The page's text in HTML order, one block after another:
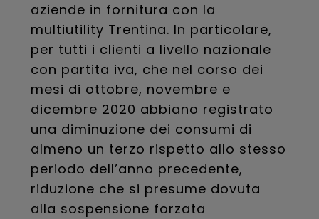
aziende in fornitura con la
multiutility Trentina. In particolare,
per tutti i clienti a livello nazionale
con partita iva, che nel corso dei
mesi di ottobre, novembre e
dicembre 2020 abbiano registrato
una diminuzione dei consumi di
almeno un terzo rispetto allo stesso
periodo dell’anno precedente,
riduzione che si presume dovuta
alla sospensione forzata